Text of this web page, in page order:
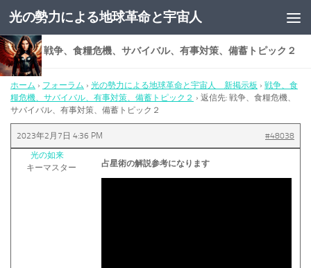
コンテンツへスキップ
光の勢力による地球革命と宇宙人
返信先: 戦争、食糧危機、サバイバル、有事対策、備蓄トピック２
ホーム › フォーラム › 光の勢力による地球革命と宇宙人 新掲示板 › 戦争、食
糧危機、サバイバル、有事対策、備蓄トピック２ › 返信先: 戦争、食糧危機、
サバイバル、有事対策、備蓄トピック２
2023年2月7日 4:36 PM
#48038
光の如来
キーマスター
占星術の解説参考になります